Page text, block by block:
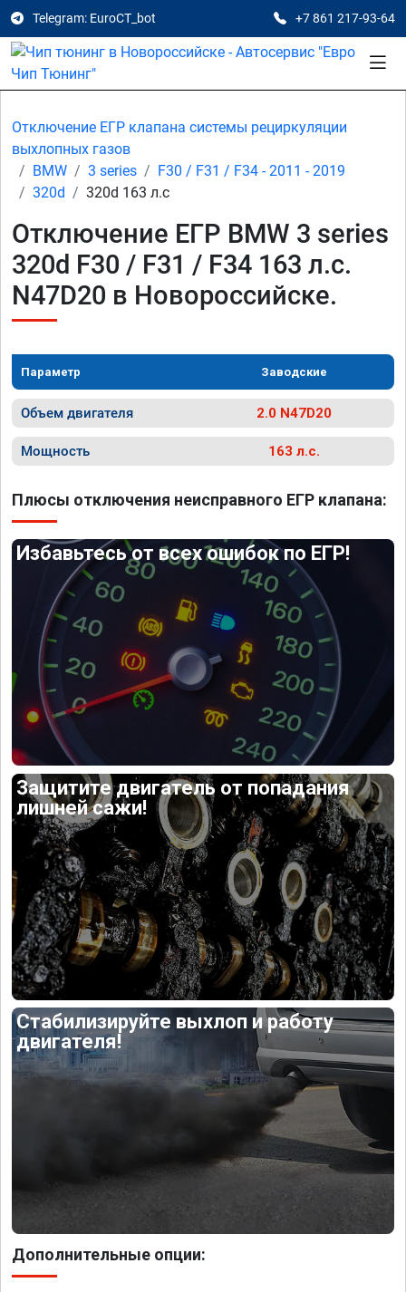
Telegram: EuroCT_bot +7 861 217-93-64
Отключение ЕГР клапана системы рециркуляции
выхлопных газов
BMW
3 series
F30 / F31 / F34 - 2011 - 2019
320d
320d 163 л.с
Отключение ЕГР BMW 3 series
320d F30 / F31 / F34 163 л.с.
N47D20 в Новороссийске.
Параметр Заводские
Объем двигателя 2.0 N47D20
Мощность 163 л.с.
Плюсы отключения неисправного ЕГР клапана:
Избавьтесь от всех ошибок по ЕГР!
Защитите двигатель от попадания
лишней сажи!
Стабилизируйте выхлоп и работу
двигателя!
Дополнительные опции: